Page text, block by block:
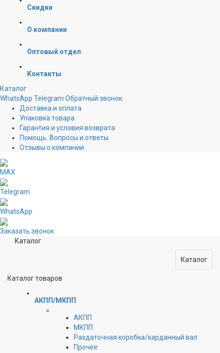
Скидки
О компании
Оптовый отдел
Контакты
Каталог
WhatsApp Telegram Обратный звонок
Доставка и оплата
Упаковка товара
Гарантия и условия возврата
Помощь. Вопросы и ответы
Отзывы о компании
MAX
Telegram
WhatsApp
Заказать звонок
Каталог
Каталог
Каталог товаров
АКПП/МКПП
АКПП
МКПП
Раздаточная коробка/карданный вал
Прочее